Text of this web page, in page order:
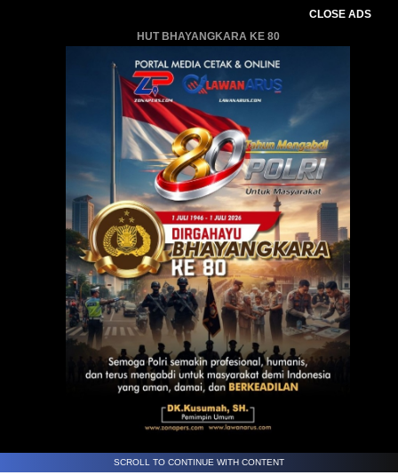
CLOSE ADS
HUT BHAYANGKARA KE 80
SCROLL TO CONTINUE WITH CONTENT